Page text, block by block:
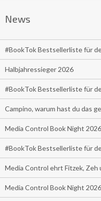
News
#BookTok Bestsellerliste für
Halbjahressieger 2026
#BookTok Bestsellerliste für
Campino, warum hast du das
Media Control Book Night 2026
#BookTok Bestsellerliste für
Media Control ehrt Fitzek,
Media Control Book Night 2026